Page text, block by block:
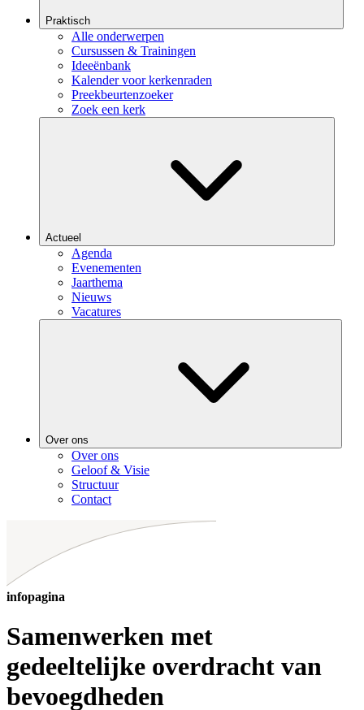
Praktisch
Alle onderwerpen
Cursussen & Trainingen
Ideeënbank
Kalender voor kerkenraden
Preekbeurtenzoeker
Zoek een kerk
Actueel
Agenda
Evenementen
Jaarthema
Nieuws
Vacatures
Over ons
Over ons
Geloof & Visie
Structuur
Contact
infopagina
Samenwerken met
gedeeltelijke overdracht van
bevoegdheden